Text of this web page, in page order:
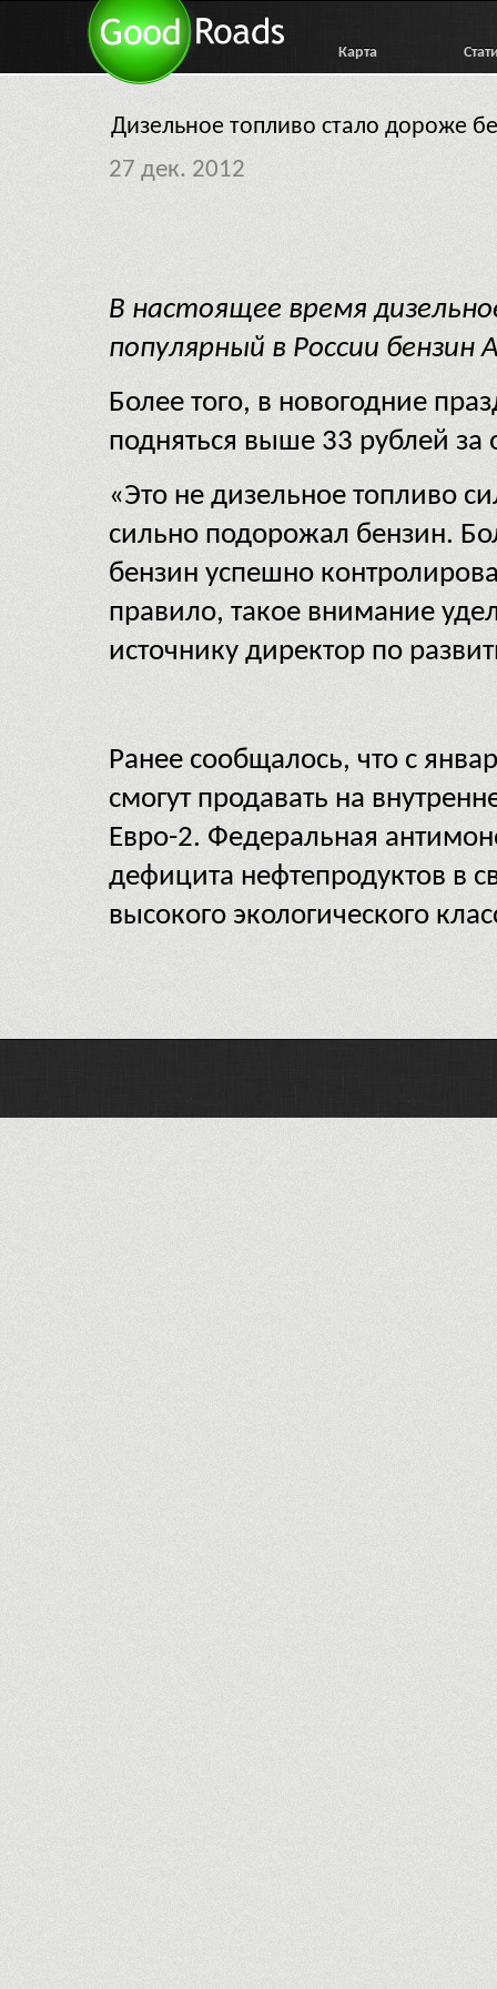
Карта
Дизельное топливо стало дороже
27 дек. 2012
В настоящее время
популярный в России бензин
Более того, в новогодние
подняться выше 33 рублей за
«Это не дизельное топливо
сильно подорожал бензин.
бензин успешно
правило, такое внимание
источнику директор по
Ранее сообщалось, что с
смогут продавать на
Евро-2. Федеральная
дефицита нефтепродуктов в
высокого экологического